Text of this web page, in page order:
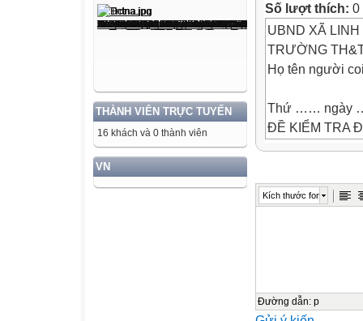
THÀNH VIÊN TRỰC TUYẾN
16 khách và 0 thành viên
VN
Số lượt thích: 0
UBND XÃ
TRƯỜNG
Họ tên người
Thứ …… ngày
ĐỀ KIỂM TRA
Họ và tên học
Họ và tên giáo
nghìn viết là:
Kích thước font
Đường dẫn: p